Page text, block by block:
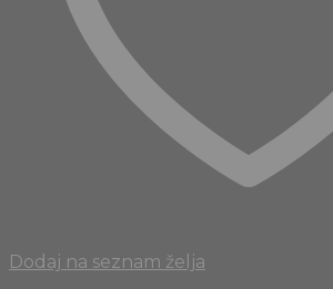
Dodaj na seznam želja